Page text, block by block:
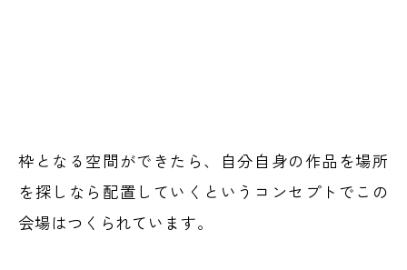
枠となる空間ができたら、自分自身の作品を場所
を探しなら配置していくというコンセプトでこの
会場はつくられています。